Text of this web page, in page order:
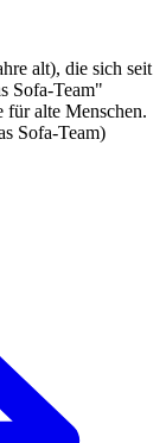
alt), die sich seit
Sofa-Team"
für alte Menschen.
Sofa-Team)